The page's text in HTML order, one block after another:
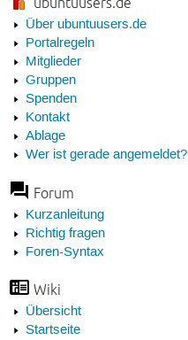
Über ubuntuusers.de
Portalregeln
Mitglieder
Gruppen
Spenden
Kontakt
Ablage
Wer ist gerade angemeldet?
Forum
Kurzanleitung
Richtig fragen
Foren-Syntax
Wiki
Übersicht
Startseite